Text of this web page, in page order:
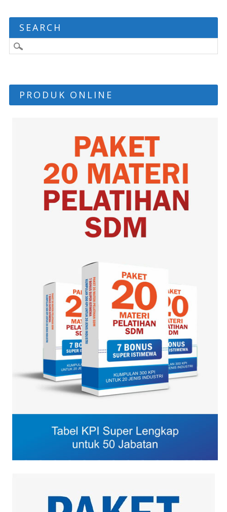
SEARCH
PRODUK ONLINE